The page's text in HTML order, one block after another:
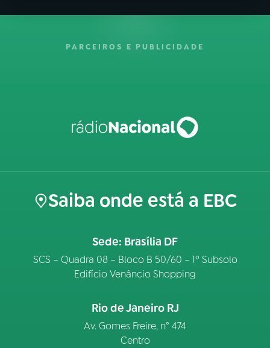
PARCEIROS E PUBLICIDADE
Saiba onde está a EBC
Sede: Brasília DF
SCS – Quadra 08 – Bloco B 50/60 – 1º Subsolo
Edifício Venâncio Shopping
Rio de Janeiro RJ
Av. Gomes Freire, n° 474
Centro